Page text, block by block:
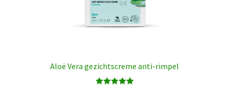
Aloë Vera gezichtscreme anti-rimpel